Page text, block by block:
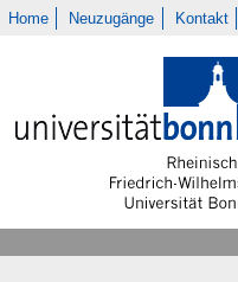
Home Neuzugänge Kontakt